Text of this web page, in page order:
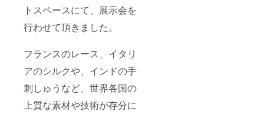
トスペースにて、展示会を
行わせて頂きました。
フランスのレース、イタリ
アのシルクや、インドの手
刺しゅうなど、世界各国の
上質な素材や技術が存分に